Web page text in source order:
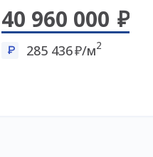
40 960 000
285 436 /м2